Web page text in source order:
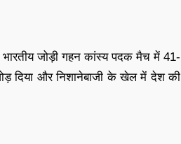
जोड़ी गहन कांस्य पदक मैच में 41-
दिया और निशानेबाजी के खेल में देश की